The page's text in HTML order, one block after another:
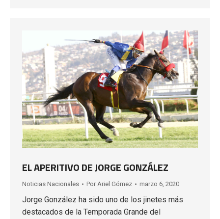
EL APERITIVO DE JORGE GONZÁLEZ
Noticias Nacionales Por Ariel Gómez marzo 6, 2020
Jorge González ha sido uno de los jinetes más
destacados de la Temporada Grande del